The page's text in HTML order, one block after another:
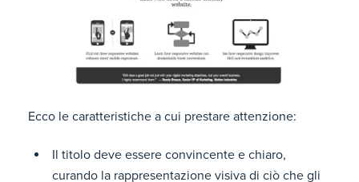
Ecco le caratteristiche a cui prestare attenzione:
Il titolo deve essere convincente e chiaro,
curando la rappresentazione visiva di ciò che gli